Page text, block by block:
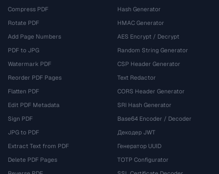
Compress PDF
Rotate PDF
Add Page Numbers
PDF to JPG
Watermark PDF
Reorder PDF Pages
Flatten PDF
Edit PDF Metadata
Sign PDF
JPG to PDF
Extract Text from PDF
Delete PDF Pages
Hash Generator
HMAC Generator
AES Encrypt / Decrypt
Random String Generator
CSP Header Generator
Text Redactor
CORS Header Generator
SRI Hash Generator
Base64 Encoder / Decoder
Декодер JWT
Генератор UUID
TOTP Configurator